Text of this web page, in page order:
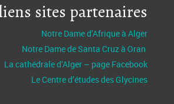
sites partenaires
Notre Dame d’Afrique à Alger
Notre Dame de Santa Cruz à Oran
La cathédrale d’Alger – page Facebook
Le Centre d’études des Glycines